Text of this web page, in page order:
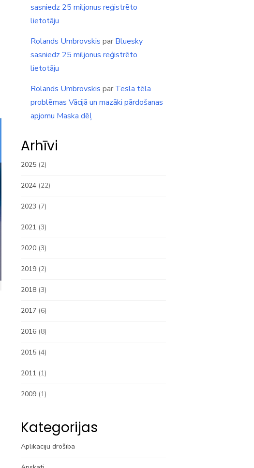
sasniedz 25 miljonus reģistrēto
lietotāju
Rolands Umbrovskis par Bluesky
sasniedz 25 miljonus reģistrēto
lietotāju
Rolands Umbrovskis par Tesla tēla
problēmas Vācijā un mazāki pārdošanas
apjomu Maska dēļ
Arhīvi
2025 (2)
2024 (22)
2023 (7)
2021 (3)
2020 (3)
2019 (2)
2018 (3)
2017 (6)
2016 (8)
2015 (4)
2011 (1)
2009 (1)
Kategorijas
Aplikāciju drošība